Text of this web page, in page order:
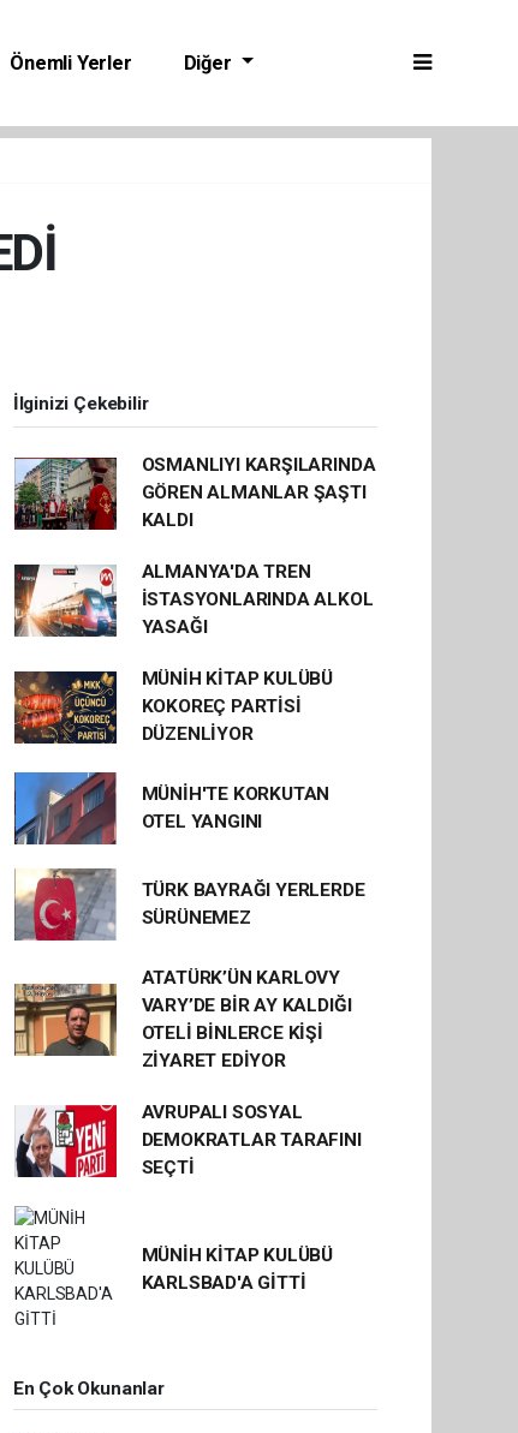
Önemli Yerler
Diğer
İlginizi Çekebilir
OSMANLIYI KARŞILARINDA
GÖREN ALMANLAR ŞAŞTI
KALDI
ALMANYA'DA TREN
İSTASYONLARINDA ALKOL
YASAĞI
MÜNİH KİTAP KULÜBÜ
KOKOREÇ PARTİSİ
DÜZENLİYOR
MÜNİH'TE KORKUTAN
OTEL YANGINI
TÜRK BAYRAĞI YERLERDE
SÜRÜNEMEZ
ATATÜRK’ÜN KARLOVY
VARY’DE BİR AY KALDIĞI
OTELİ BİNLERCE KİŞİ
ZİYARET EDİYOR
AVRUPALI SOSYAL
DEMOKRATLAR TARAFINI
SEÇTİ
MÜNİH KİTAP KULÜBÜ
KARLSBAD'A GİTTİ
En Çok Okunanlar